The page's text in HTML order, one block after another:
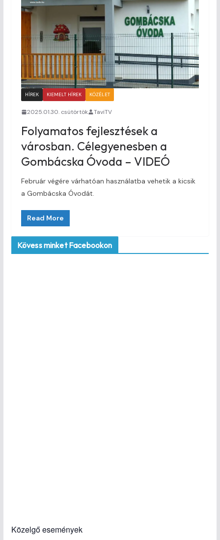
HÍREK KIEMELT HÍREK KÖZÉLET
2025.01.30. csütörtök TaviTV
Folyamatos fejlesztések a
városban. Célegyenesben a
Gombácska Óvoda – VIDEÓ
Február végére várhatóan használatba vehetik a kicsik
a Gombácska Óvodát.
Read More
Kövess minket Facebookon
Közelgő események